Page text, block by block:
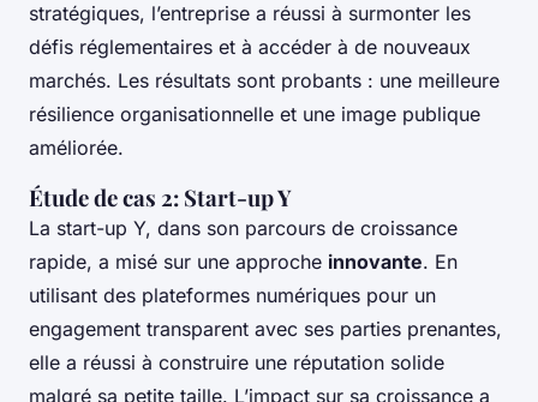
stratégiques, l’entreprise a réussi à surmonter les
défis réglementaires et à accéder à de nouveaux
marchés. Les résultats sont probants : une meilleure
résilience organisationnelle et une image publique
améliorée.
Étude de cas 2: Start-up Y
La start-up Y, dans son parcours de croissance
rapide, a misé sur une approche innovante. En
utilisant des plateformes numériques pour un
engagement transparent avec ses parties prenantes,
elle a réussi à construire une réputation solide
malgré sa petite taille. L’impact sur sa croissance a